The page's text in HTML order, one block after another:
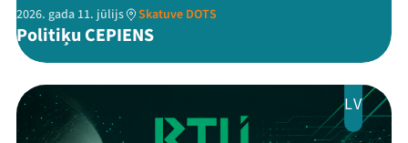
2026. gada 11. jūlijs Skatuve DOTS
Politiķu CEPIENS
LV